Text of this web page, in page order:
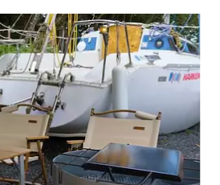
るのもよし、インスタントハウス内でリ